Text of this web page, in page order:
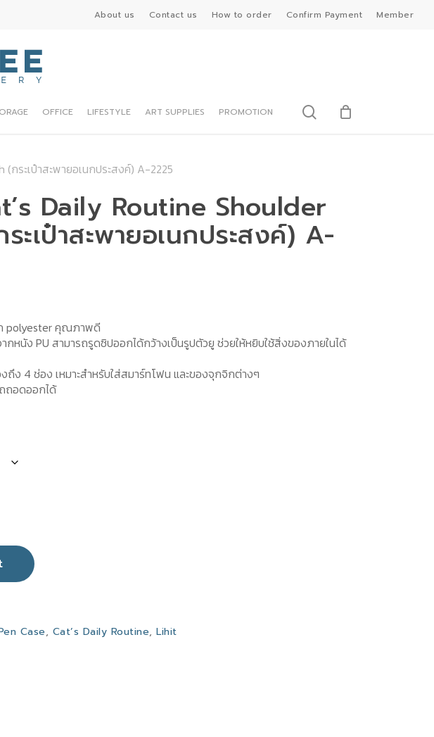
About us Contact us How to order Confirm Payment Member
OFFICE LIFESTYLE ART SUPPLIES PROMOTION search
กระเป๋าสะพายอเนกประสงค์) A-2225
Daily Routine Shoulder
ะเป๋าสะพายอเนกประสงค์) A-
polyester คุณภาพดี
กหนัง PU สามารถรูดซิปออกได้กว้างเป็นรูปตัวยู ช่วยให้หยิบใช้สิ่งของภายในได้
ถึง 4 ช่อง เหมาะสำหรับใส่สมาร์ทโฟน และของจุกจิกต่างๆ
ถอดออกได้
Case, Cat’s Daily Routine,Lihit